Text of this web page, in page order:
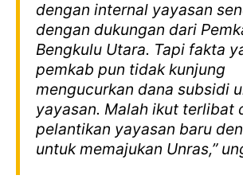
dengan internal yayasan
dengan dukungan dari
Bengkulu Utara. Tapi fakta
pemkab pun tidak kunjung
mengucurkan dana subsidi
yayasan. Malah ikut terlibat
pelantikan yayasan baru
untuk memajukan Unras,”